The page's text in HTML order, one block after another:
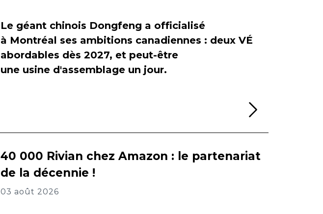
Le géant chinois Dongfeng a officialisé
à Montréal ses ambitions canadiennes : deux VÉ
abordables dès 2027, et peut-être
une usine d'assemblage un jour.
40 000 Rivian chez Amazon : le partenariat
de la décennie !
03 août 2026